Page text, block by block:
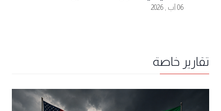
06 آب , 2026
تقارير خاصة